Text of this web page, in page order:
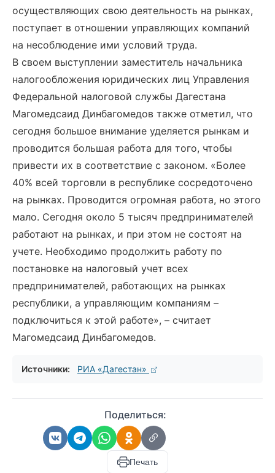
осуществляющих свою деятельность на рынках,
поступает в отношении управляющих компаний
на несоблюдение ими условий труда.
В своем выступлении заместитель начальника
налогообложения юридических лиц Управления
Федеральной налоговой службы Дагестана
Магомедсаид Динбагомедов также отметил, что
сегодня большое внимание уделяется рынкам и
проводится большая работа для того, чтобы
привести их в соответствие с законом. «Более
40% всей торговли в республике сосредоточено
на рынках. Проводится огромная работа, но этого
мало. Сегодня около 5 тысяч предпринимателей
работают на рынках, и при этом не состоят на
учете. Необходимо продолжить работу по
постановке на налоговый учет всех
предпринимателей, работающих на рынках
республики, а управляющим компаниям –
подключиться к этой работе», – считает
Магомедсаид Динбагомедов.
Источники: РИА «Дагестан»
Поделиться:
Печать